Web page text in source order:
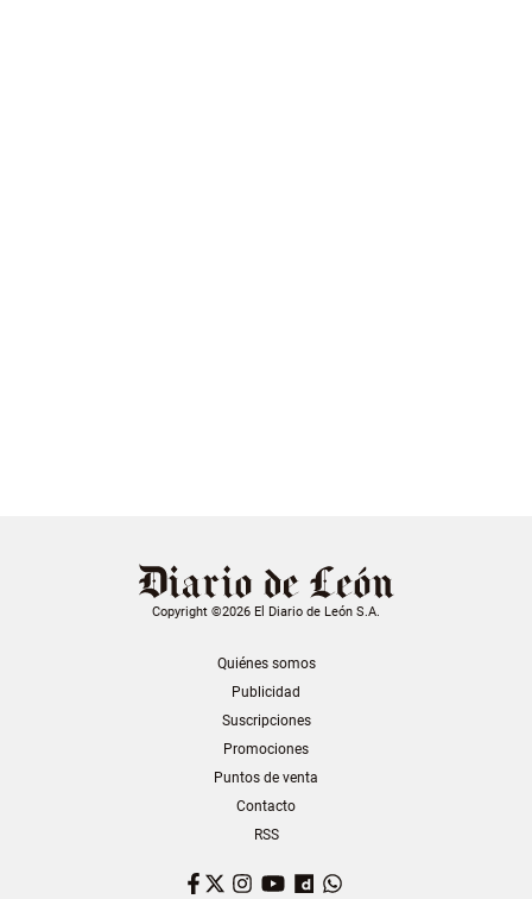
Copyright ©2026 El Diario de León S.A.
Quiénes somos
Publicidad
Suscripciones
Promociones
Puntos de venta
Contacto
RSS
Facebook
TwitterInstagram
YouTubeDailymotion